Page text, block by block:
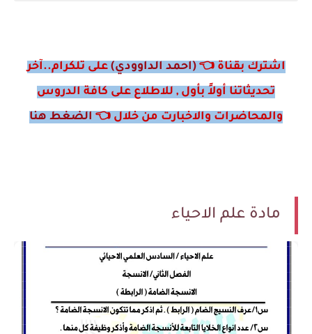
اشترك بقناة 👈(احمد الداوودي) على تلكرام..آخر
تحديثاتنا أولاً بأول , للاطلاع على كافة الدروس
والمحاضرات والاخبارت من خلال 👈 الضغط هنا
مادة علم الاحياء